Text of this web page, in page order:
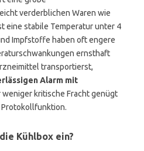
verderblichen Waren wie
eine stabile Temperatur unter 4
Impfstoffe haben oft engere
ernsthaft
transportierst,
Alarm mit
weniger kritische Fracht genügt
Kühlbox ein?